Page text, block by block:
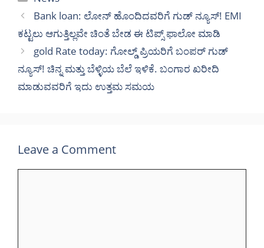
Bank loan: ಲೋನ್ ಹೊಂದಿದವರಿಗೆ ಗುಡ್ ನ್ಯೂಸ್! EMI
ಕಟ್ಟಲು ಆಗುತ್ತಿಲ್ಲವೇ ಚಿಂತೆ ಬೇಡ ಈ ಟಿಪ್ಸ್ ಫಾಲೋ ಮಾಡಿ
gold Rate today: ಗೋಲ್ಡ್ ಪ್ರಿಯರಿಗೆ ಬಂಪರ್ ಗುಡ್
ನ್ಯೂಸ್! ಚಿನ್ನ ಮತ್ತು ಬೆಳ್ಳಿಯ ಬೆಲೆ ಇಳಿಕೆ. ಬಂಗಾರ ಖರೀದಿ
ಮಾಡುವವರಿಗೆ ಇದು ಉತ್ತಮ ಸಮಯ
Leave a Comment